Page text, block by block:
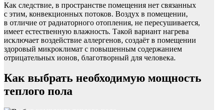
Как следствие, в пространстве помещения нет связанных
с этим, конвекционных потоков. Воздух в помещении,
в отличие от радиаторного отопления, не пересушивается,
имеет естественную влажность. Такой вариант нагрева
исключает воздействие аллергенов, создаёт в помещении
здоровый микроклимат с повышенным содержанием
отрицательных ионов, благотворный для человека.
Как выбрать необходимую мощность
теплого пола